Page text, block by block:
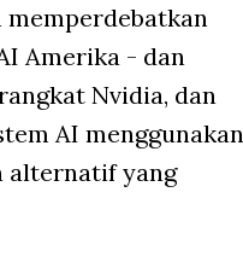
Amerika - dan
Nvidia, dan
AI menggunakan
alternatif yang